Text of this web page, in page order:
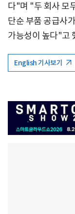
다"며 "두 회사 모
단순 부품 공급사
가능성이 높다"고
English 기사보기